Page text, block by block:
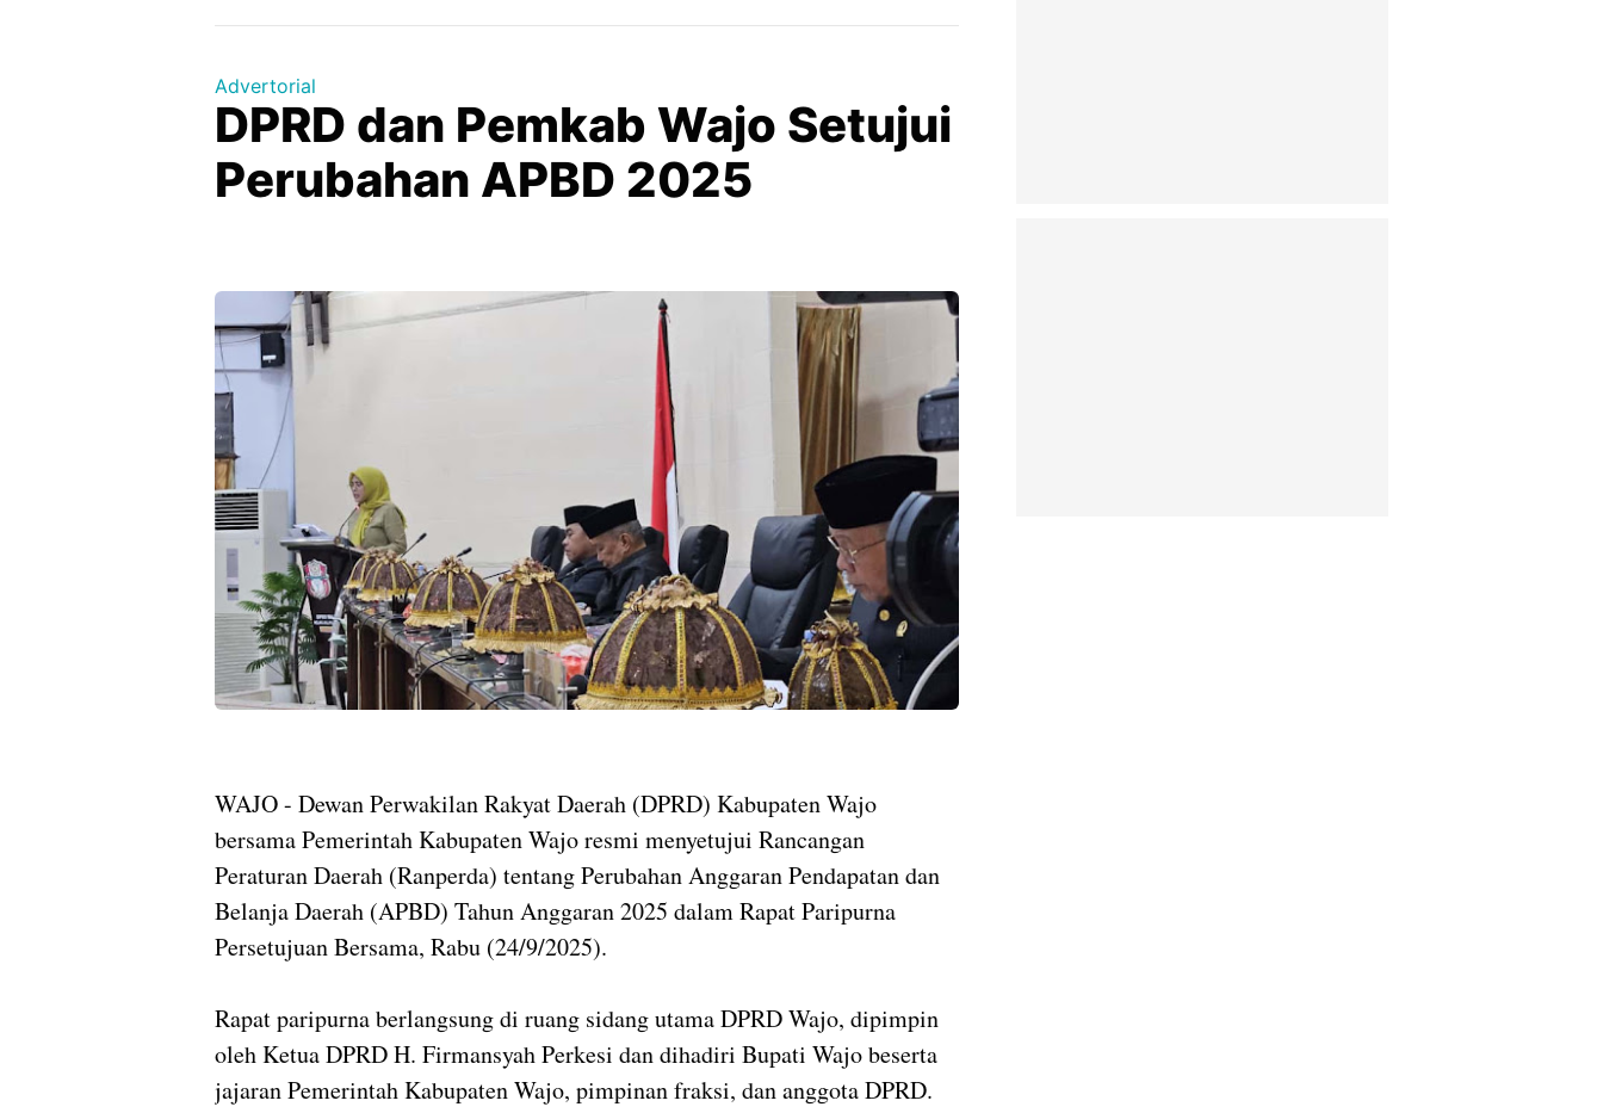
Advertorial
DPRD dan Pemkab Wajo Setujui
Perubahan APBD 2025
WAJO - Dewan Perwakilan Rakyat Daerah (DPRD) Kabupaten Wajo
bersama Pemerintah Kabupaten Wajo resmi menyetujui Rancangan
Peraturan Daerah (Ranperda) tentang Perubahan Anggaran Pendapatan dan
Belanja Daerah (APBD) Tahun Anggaran 2025 dalamRapat Paripurna
Persetujuan Bersama, Rabu (24/9/2025).
Rapat paripurna berlangsung di ruang sidang utama DPRD Wajo, dipimpin
oleh Ketua DPRD H. Firmansyah Perkesi dan dihadiri Bupati Wajobeserta
jajaran Pemerintah Kabupaten Wajo, pimpinan fraksi, dan anggota DPRD.